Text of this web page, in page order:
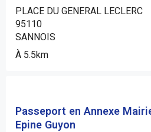
PLACE DU GENERAL LECLERC
95110
SANNOIS
À 5.5km
Passeport en Annexe
Epine Guyon